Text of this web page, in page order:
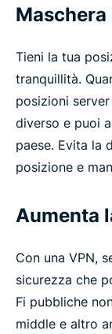
Tieni la tua
tranquillità.
posizioni
diverso e puoi
paese. Evita la
posizione e
Aumenta
Con una VPN,
sicurezza che
Fi pubbliche
middle e altro